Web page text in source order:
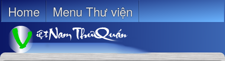
Home Menu Thư viện